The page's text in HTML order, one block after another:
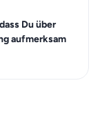
Du über
aufmerksam